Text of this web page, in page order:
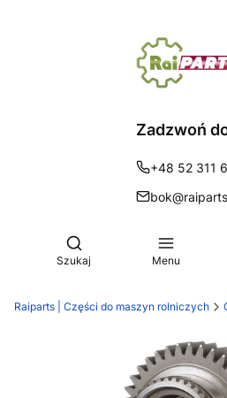
Zadzwoń
+48 52 311
Otwórz wyszukiwarkę
Szukaj Menu
Raiparts | Części do maszyn rolniczych